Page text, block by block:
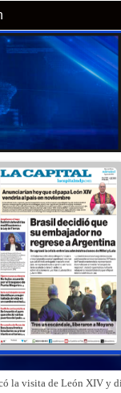
la visita de León XIV y